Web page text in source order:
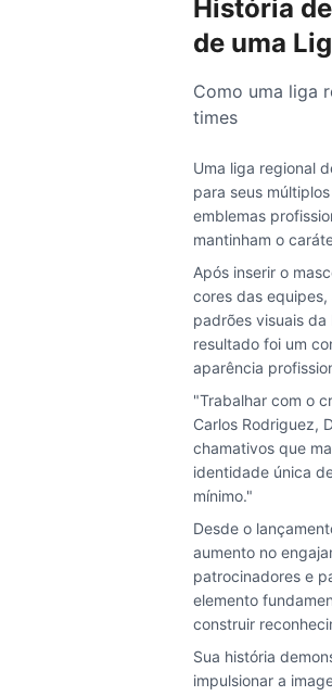
História
de uma
Como uma liga
times
Uma liga regional
para seus
emblemas
mantinham o
Após inserir o
cores das
padrões visuais
resultado foi um
aparência
"Trabalhar com o
Carlos Rodriguez,
chamativos que
identidade única
mínimo."
Desde o
aumento no
patrocinadores e
elemento
construir
Sua história
impulsionar a